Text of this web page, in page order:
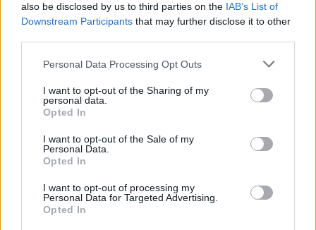
also be disclosed by us to third parties on the IAB’s List of
Downstream Participants that may further disclose it to other
Please note that this website/app uses one or more Google
not limited to your visit or usage behaviour. You may click to
grant or deny consent to Google and its third-party tags to
use your data for below specified purposes in below Google
consent section.
Personal Data Processing Opt Outs
I want to opt-out of the Sharing of my
personal data.
Opted In
I want to opt-out of the Sale of my
Personal Data.
Opted In
I want to opt-out of processing my
Personal Data for Targeted Advertising.
Opted In
Interessant? Teilen sie es auf Facebook!
Möchten Sie auf dem Laufenden bleiben?
ZUGEHÖRIG
Themen Besuche beim arzt Diabetes
Diabetes-aufklärung